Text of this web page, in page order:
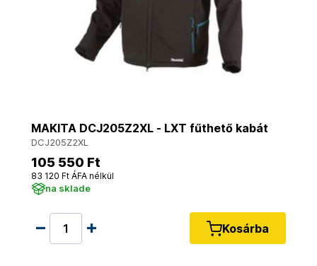
MAKITA DCJ205Z2XL - LXT fűthető kabát
DCJ205Z2XL
105 550 Ft
83 120 Ft ÁFA nélkül
na sklade
Kosárba